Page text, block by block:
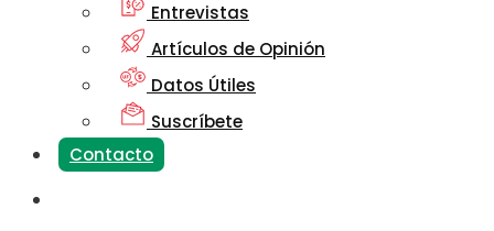
Entrevistas
Artículos de Opinión
Datos Útiles
Suscríbete
Contacto